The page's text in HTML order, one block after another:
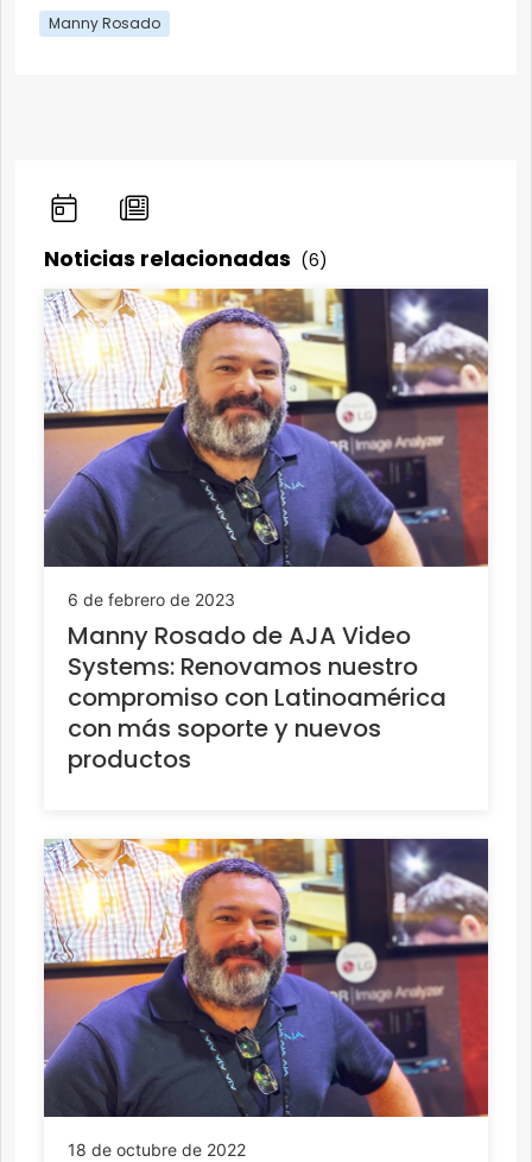
Manny Rosado
Noticias relacionadas (6)
6 de febrero de 2023
Manny Rosado de AJA Video
Systems: Renovamos nuestro
compromiso con Latinoamérica
con más soporte y nuevos
productos
18 de octubre de 2022